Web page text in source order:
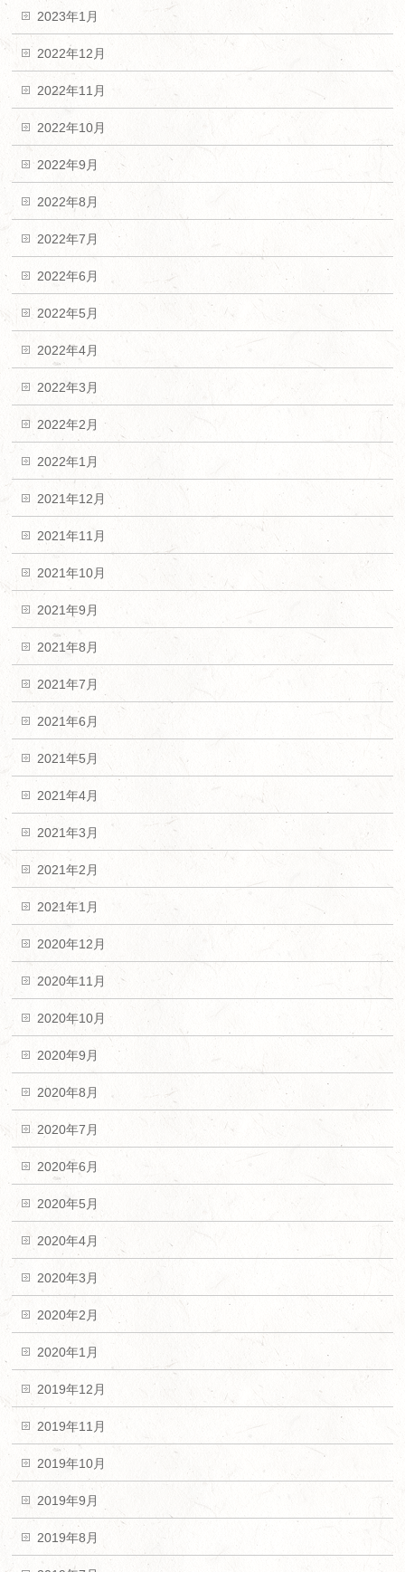
2023年1月
2022年12月
2022年11月
2022年10月
2022年9月
2022年8月
2022年7月
2022年6月
2022年5月
2022年4月
2022年3月
2022年2月
2022年1月
2021年12月
2021年11月
2021年10月
2021年9月
2021年8月
2021年7月
2021年6月
2021年5月
2021年4月
2021年3月
2021年2月
2021年1月
2020年12月
2020年11月
2020年10月
2020年9月
2020年8月
2020年7月
2020年6月
2020年5月
2020年4月
2020年3月
2020年2月
2020年1月
2019年12月
2019年11月
2019年10月
2019年9月
2019年8月